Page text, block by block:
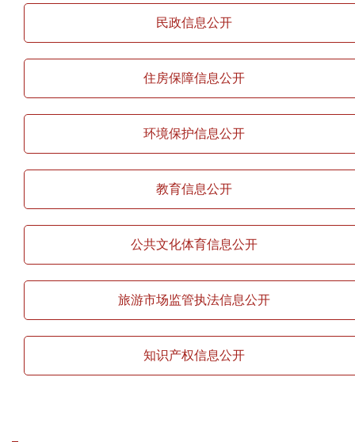
民政信息公开
住房保障信息公开
环境保护信息公开
教育信息公开
公共文化体育信息公开
旅游市场监管执法信息公开
知识产权信息公开